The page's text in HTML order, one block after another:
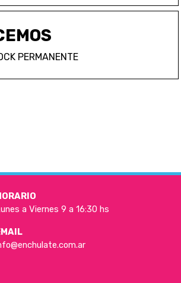
PERMANENTE
a Viernes 9 a 16:30 hs